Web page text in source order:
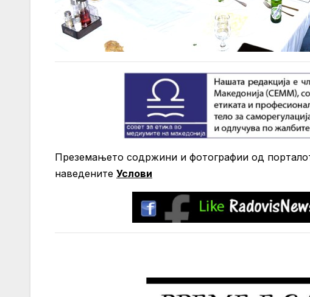
Преземањето содржини и фотографии од
нaведените Услови